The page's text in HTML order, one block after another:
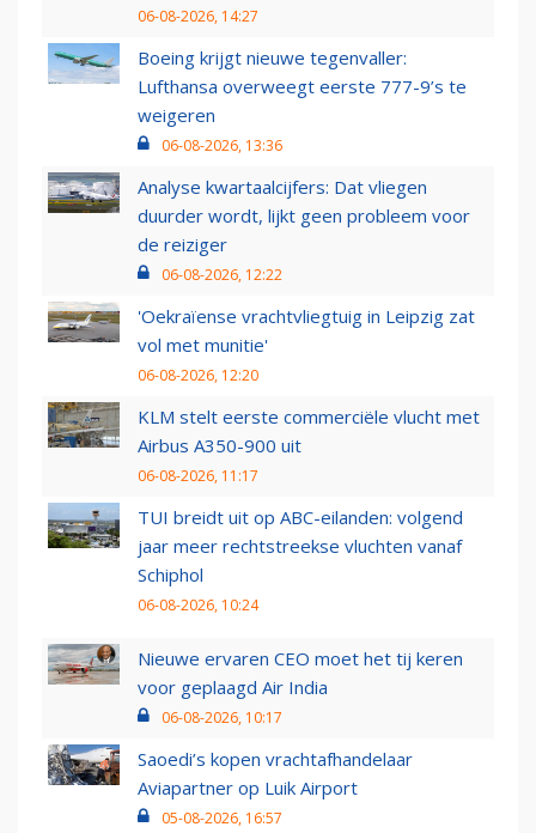
06-08-2026, 14:27
Boeing krijgt nieuwe tegenvaller:
Lufthansa overweegt eerste 777-9’s te
weigeren
06-08-2026, 13:36
Analyse kwartaalcijfers: Dat vliegen
duurder wordt, lijkt geen probleem voor
de reiziger
06-08-2026, 12:22
'Oekraïense vrachtvliegtuig in Leipzig zat
vol met munitie'
06-08-2026, 12:20
KLM stelt eerste commerciële vlucht met
Airbus A350-900 uit
06-08-2026, 11:17
TUI breidt uit op ABC-eilanden: volgend
jaar meer rechtstreekse vluchten vanaf
Schiphol
06-08-2026, 10:24
Nieuwe ervaren CEO moet het tij keren
voor geplaagd Air India
06-08-2026, 10:17
Saoedi’s kopen vrachtafhandelaar
Aviapartner op Luik Airport
05-08-2026, 16:57